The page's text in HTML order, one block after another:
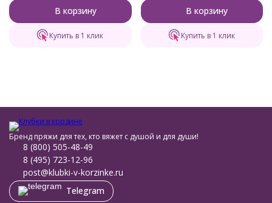
В корзину
Купить в 1 клик
В корзину
Купить в 1 клик
Бренд пряжи для тех, кто вяжет с душой и для души!
8 (800) 505-48-49
8 (495) 723-12-96
post@klubki-v-korzinke.ru
Telegram